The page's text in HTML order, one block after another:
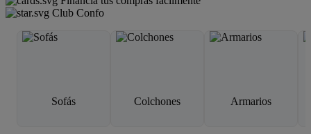
Club Confo
Sofás Colchones Armarios